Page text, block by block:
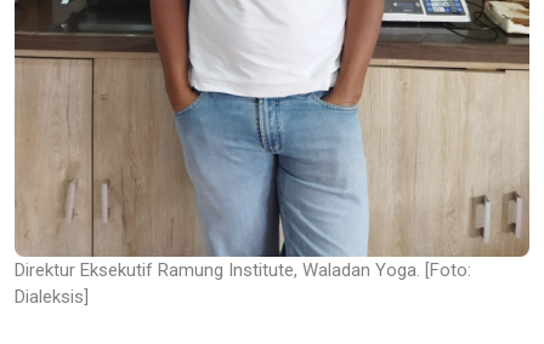
Direktur Eksekutif Ramung Institute, Waladan Yoga. [Foto:
Dialeksis]